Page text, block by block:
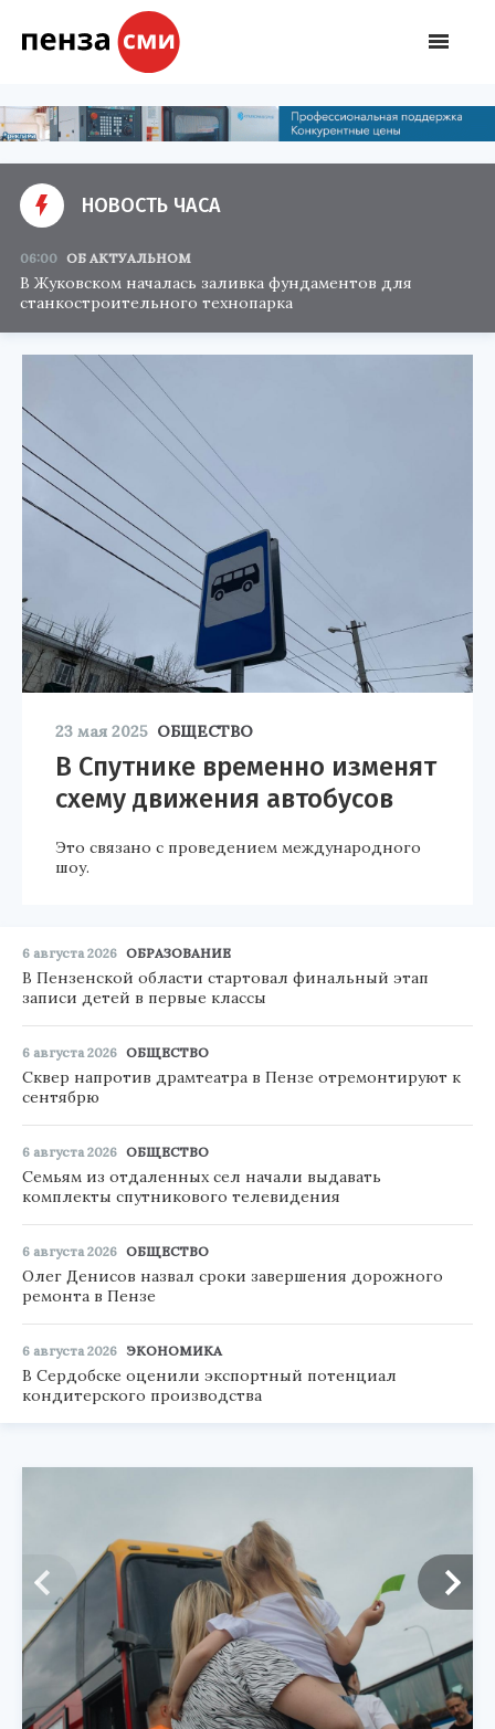
НОВОСТЬ ЧАСА
06:00 ОБ АКТУАЛЬНОМ
В Жуковском началась заливка фундаментов для
станкостроительного технопарка
23 мая 2025 ОБЩЕСТВО
В Спутнике временно изменят
схему движения автобусов
Это связано с проведением международного
шоу.
6 августа 2026 ОБРАЗОВАНИЕ
В Пензенской области стартовал финальный этап
записи детей в первые классы
6 августа 2026 ОБЩЕСТВО
Сквер напротив драмтеатра в Пензе отремонтируют к
сентябрю
6 августа 2026 ОБЩЕСТВО
Семьям из отдаленных сел начали выдавать
комплекты спутникового телевидения
6 августа 2026 ОБЩЕСТВО
Олег Денисов назвал сроки завершения дорожного
ремонта в Пензе
6 августа 2026 ЭКОНОМИКА
В Сердобске оценили экспортный потенциал
кондитерского производства